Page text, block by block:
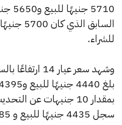
للشراء.
وشهد سعر عيار
بمقدار 10 جنيهات عن
سجل 4435 جنيهًا للبيع و 4385 جنيهًا للشراء.